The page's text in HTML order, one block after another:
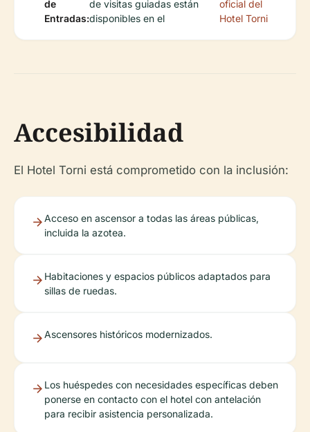
de
Entradas:
de visitas guiadas están
disponibles en el
oficial del
Hotel Torni
Accesibilidad
El Hotel Torni está comprometido con la inclusión:
Acceso en ascensor a todas las áreas públicas,
incluida la azotea.
Habitaciones y espacios públicos adaptados para
sillas de ruedas.
Ascensores históricos modernizados.
Los huéspedes con necesidades específicas deben
ponerse en contacto con el hotel con antelación
para recibir asistencia personalizada.